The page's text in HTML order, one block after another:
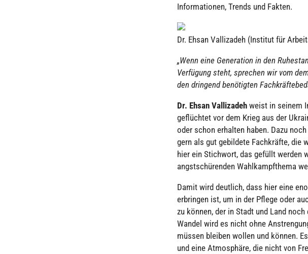
Infor­ma­tio­nen, Trends und Fakten.
Dr. Ehsan Val­liz­adeh (Institut für
„Wenn eine Gene­ra­tion in den
Ver­fü­gung steht, sprechen wir vom
den dringend benö­tig­ten
Dr. Ehsan Val­liz­adeh weist in seinem
geflüch­tet vor dem Krieg aus der
oder schon erhalten haben. Dazu
gern als gut gebil­dete Fach­kräfte, die
hier ein Stich­wort, das gefüllt werden
angst­schü­ren­den Wahl­kampf­thema
Damit wird deutlich, dass hier eine
erbrin­gen ist, um in der Pflege oder
zu können, der in Stadt und Land
Wandel wird es nicht ohne
müssen bleiben wollen und können.
und eine Atmo­sphäre, die nicht von